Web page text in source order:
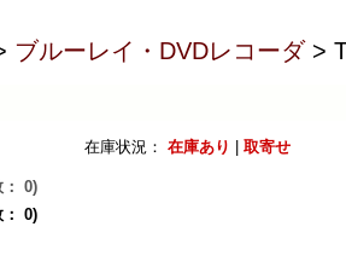
ブルーレイ・DVDレコーダ>
庫状況： 在庫あり 取寄せ
0)
0)